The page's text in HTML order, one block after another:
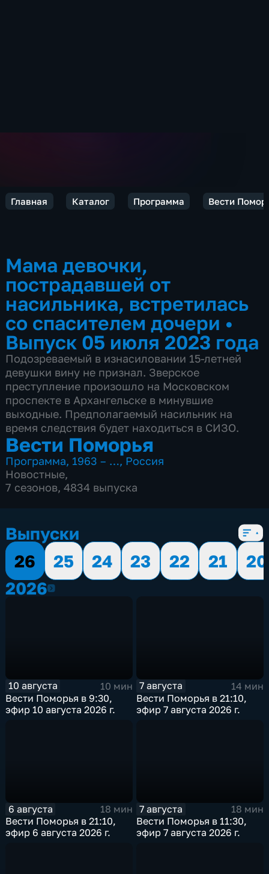
Главная Каталог Программа Вести
Мама девочки,
пострадавшей от
насильника, встретилась
со спасителем дочери •
Выпуск 05 июля 2023 года
Подозреваемый в изнасиловании 15-летней
девушки вину не признал. Зверское
преступление произошло на Московском
проспекте в Архангельске в минувшие
выходные. Предполагаемый насильник на
время следствия будет находиться в СИЗО.
Вести Поморья
Программа, 1963 – …, Россия
Новостные,
7 сезонов, 4834 выпуска
Выпуски
26
25 24 23 22 21
20
20262026
10 августа
10 мин
Вести Поморья в 9:30,
эфир 10 августа 2026 г.
7 августа
14 мин
Вести Поморья в 21:10,
эфир 7 августа 2026 г.
6 августа
18 мин
Вести Поморья в 21:10,
эфир 6 августа 2026 г.
7 августа
18 мин
Вести Поморья в 11:30,
эфир 7 августа 2026 г.